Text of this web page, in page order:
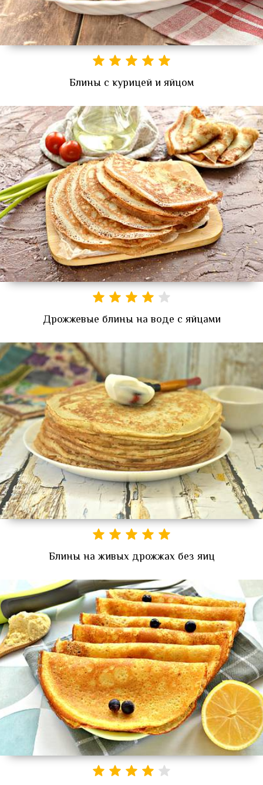
Блины с курицей и яйцом
Дрожжевые блины на воде с яйцами
Блины на живых дрожжах без яиц